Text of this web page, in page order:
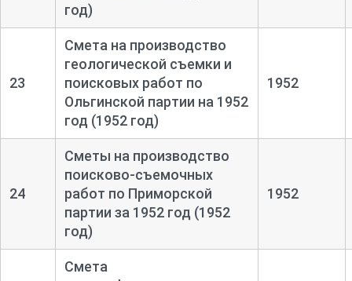
год)
23
Смета на производство
геологической съемки и
поисковых работ по
Ольгинской партии на 1952
год (1952 год)
1952
24
Сметы на производство
поисково-съемочных
работ по Приморской
партии за 1952 год (1952
год)
1952
Смета